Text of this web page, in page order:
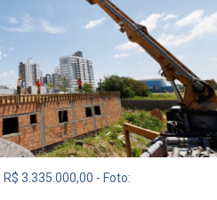
3.335.000,00 - Foto: